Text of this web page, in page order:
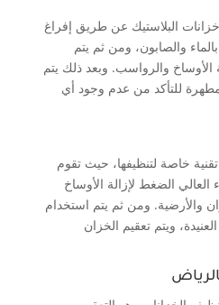
البلاستيك عن طريق إفراغ
والصابون، ومن ثم يتم
والرواسب. وبعد ذلك يتم
للتأكد من عدم وجود أي
خاصة لتنظيفها، حيث تقوم
الضغط لإزالة الأوساخ
والأرضية. ومن ثم يتم استخدام
ويتم تعقيم الخزان